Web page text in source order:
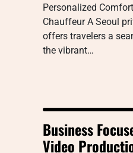
Personalized
Chauffeur A Seoul
offers travelers a
the vibrant…
Business
Video